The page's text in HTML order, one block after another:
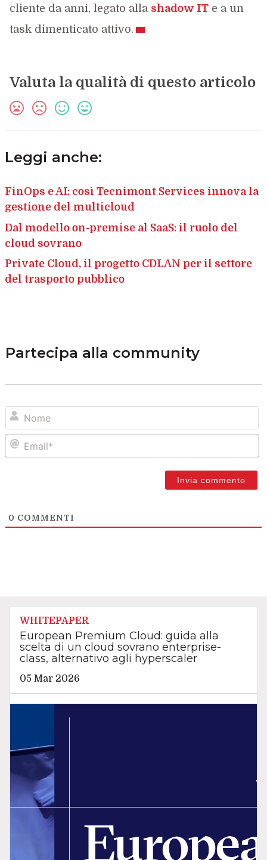
cliente da anni, legato alla shadow ITe a un
task dimenticato attivo.
Valuta la qualità di questo articolo
Leggi anche:
FinOps e AI: così Tecnimont Services innova la
gestione del multicloud
Dal modello on-premise al SaaS: il ruolo del
cloud sovrano
Private Cloud, il progetto CDLAN per il settore
del trasporto pubblico
Partecipa alla community
0 COMMENTI
WHITEPAPER
European Premium Cloud: guida alla
scelta di un cloud sovrano enterprise-
class, alternativo agli hyperscaler
05 Mar 2026